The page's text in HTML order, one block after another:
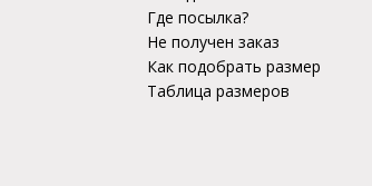
Где посылка?
Не получен заказ
Как подобрать размер
Таблица размеров